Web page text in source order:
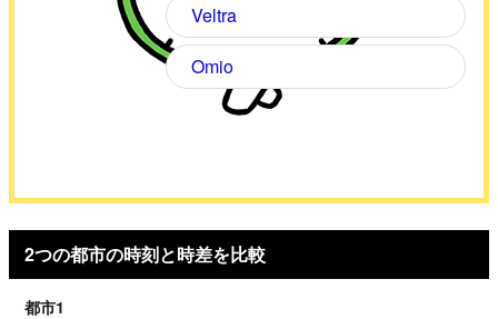
Veltra
Omio
2つの都市の時刻と時差を比較
都市1